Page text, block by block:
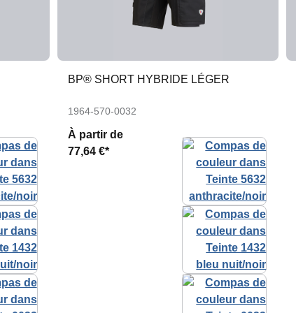
BP® SHORT HYBRIDE LÉGER
1964-570-0032
À partir de
77,64 €*